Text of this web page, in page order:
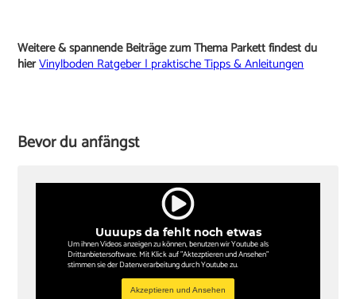
Weitere & spannende Beiträge zum Thema Parkett findest du
hierVinylboden Ratgeber | praktische Tipps & Anleitungen
Bevor du anfängst
Uuuups da fehlt noch etwas
Um ihnen Videos anzeigen zu können, benutzen wir Youtube als
Drittanbietersoftware. Mit Klick auf "Aktezptieren und Ansehen"
stimmen sie der Datenverarbeitung durch Youtube zu.
Akzeptieren und Ansehen